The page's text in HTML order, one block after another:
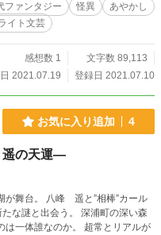
ファンタジー 怪異
あやかし
イト文芸
感想数 1
文字数 89,113
2021.07.19
登録日 2021.07.10
お気に入り追加 4
の天運―
”相棒”カール
会う。 深浦町の深い森
のか。 超常とリアルが